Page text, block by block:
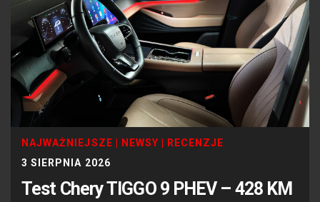
NAJWAŻNIEJSZE NEWSY
RECENZJE
3 SIERPNIA 2026
Test Chery TIGGO 9 PHEV – 428 KM